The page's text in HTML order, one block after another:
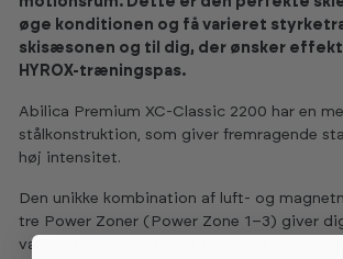
øge konditionen og få varieret
skisæsonen og til dig, der ønsker
HYROX-træningspas.
Abilica Premium XC-Classic 2200 har en
stålkonstruktion, som giver fremragende
høj intensitet.
Den unikke kombination af luft- og
tre Power Zoner (Power Zone 1–3) giver
variere træningen fra let til meget høj